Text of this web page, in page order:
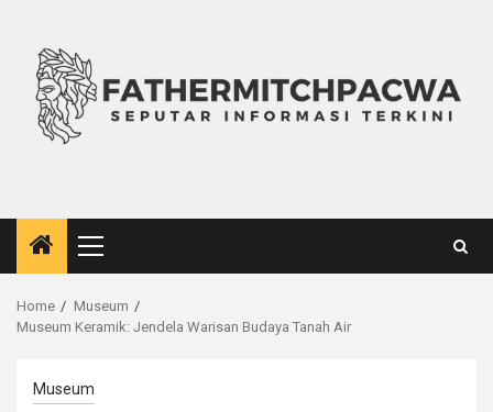
content
Primary
Menu
Home
Museum
Museum Keramik: Jendela Warisan Budaya Tanah Air
Museum